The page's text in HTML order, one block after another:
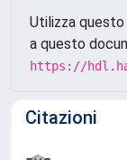
Utilizza
a questo
https://
Citazioni